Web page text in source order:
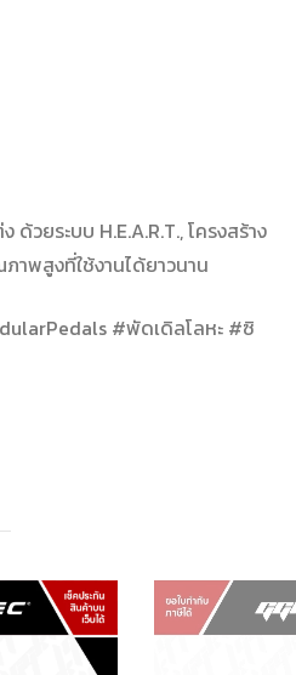
ยระบบ H.E.A.R.T., โครงสร้าง
าพสูงที่ใช้งานได้ยาวนาน
#พัดเดิลโลหะ #ซิ
OUT OF STOCK